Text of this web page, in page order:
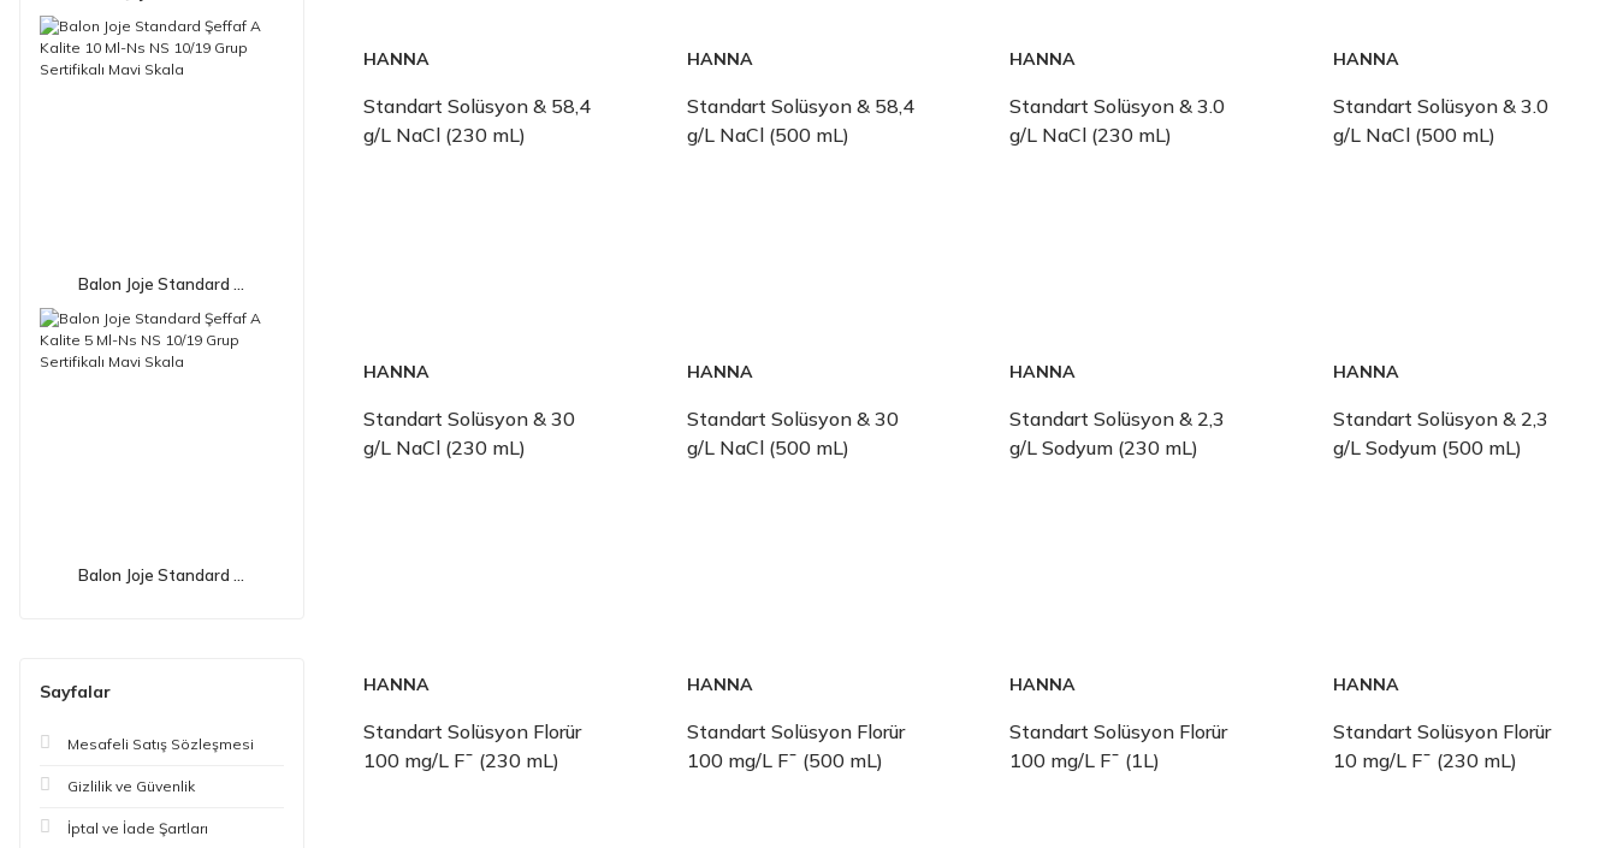
Balon Joje Standard ...
Balon Joje Standard ...
Sayfalar
Mesafeli Satış Sözleşmesi
Gizlilik ve Güvenlik
İptal ve İade Şartları
HANNA
Standart Solüsyon & 58,4
g/L NaCl (230 mL)
HANNA
Standart Solüsyon & 58,4
g/L NaCl (500 mL)
HANNA
Standart Solüsyon & 3.0
g/L NaCl (230 mL)
HANNA
Standart Solüsyon & 3.0
g/L NaCl (500 mL)
HANNA
Standart Solüsyon & 30
g/L NaCl (230 mL)
HANNA
Standart Solüsyon & 30
g/L NaCl (500 mL)
HANNA
Standart Solüsyon & 2,3
g/L Sodyum (230 mL)
HANNA
Standart Solüsyon & 2,3
g/L Sodyum (500 mL)
HANNA
Standart Solüsyon Florür
100 mg/L F¯ (230 mL)
HANNA
Standart Solüsyon Florür
100 mg/L F¯ (500 mL)
HANNA
Standart Solüsyon Florür
100 mg/L F¯ (1L)
HANNA
Standart Solüsyon Florür
10 mg/L F¯ (230 mL)